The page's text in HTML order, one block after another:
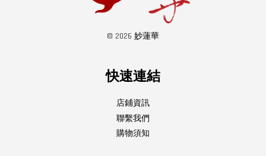
© 2026 妙蓮華
快速連結
店鋪資訊
聯繫我們
購物須知